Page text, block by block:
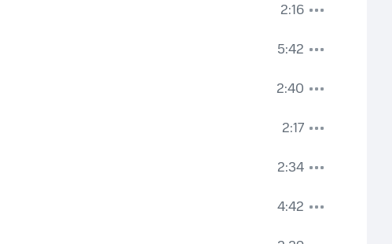
2:16
5:42
2:40
2:17
2:34
4:42